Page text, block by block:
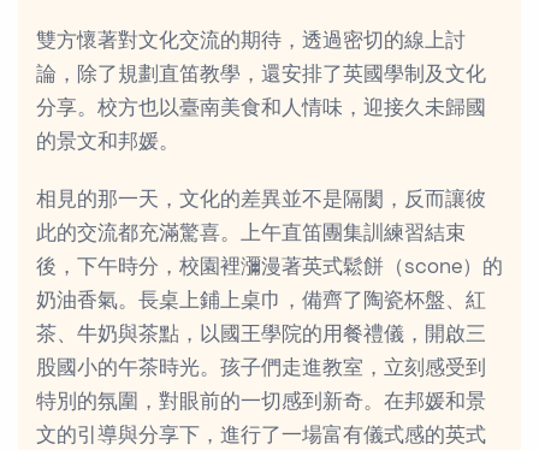
雙方懷著對文化交流的期待，透過密切的線上討
論，除了規劃直笛教學，還安排了英國學制及文化
分享。校方也以臺南美食和人情味，迎接久未歸國
的景文和邦媛。
相見的那一天，文化的差異並不是隔閡，反而讓彼
此的交流都充滿驚喜。上午直笛團集訓練習結束
後，下午時分，校園裡瀰漫著英式鬆餅（scone）的
奶油香氣。長桌上鋪上桌巾，備齊了陶瓷杯盤、紅
茶、牛奶與茶點，以國王學院的用餐禮儀，開啟三
股國小的午茶時光。孩子們走進教室，立刻感受到
特別的氛圍，對眼前的一切感到新奇。在邦媛和景
文的引導與分享下，進行了一場富有儀式感的英式